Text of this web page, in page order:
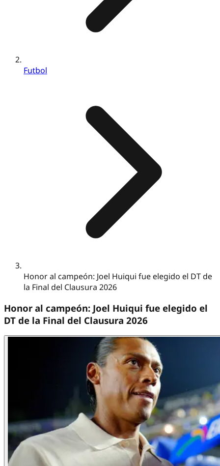
Futbol
Honor al campeón: Joel Huiqui fue elegido el DT de
la Final del Clausura 2026
Honor al campeón: Joel Huiqui fue elegido el
DT de la Final del Clausura 2026